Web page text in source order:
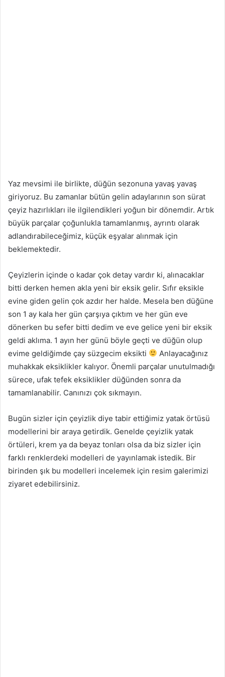
Yaz mevsimi ile birlikte, düğün sezonuna yavaş yavaş
giriyoruz. Bu zamanlar bütün gelin adaylarının son sürat
çeyiz hazırlıkları ile ilgilendikleri yoğun bir dönemdir. Artık
büyük parçalar çoğunlukla tamamlanmış, ayrıntı olarak
adlandırabileceğimiz, küçük eşyalar alınmak için
beklemektedir.
Çeyizlerin içinde o kadar çok detay vardır ki, alınacaklar
bitti derken hemen akla yeni bir eksik gelir. Sıfır eksikle
evine giden gelin çok azdır her halde. Mesela ben düğüne
son 1 ay kala her gün çarşıya çıktım ve her gün eve
dönerken bu sefer bitti dedim ve eve gelice yeni bir eksik
geldi aklıma. 1 ayın her günü böyle geçti ve düğün olup
evime geldiğimde çay süzgecim eksikti
Anlayacağınız
muhakkak eksiklikler kalıyor. Önemli parçalar unutulmadığı
sürece, ufak tefek eksiklikler düğünden sonra da
tamamlanabilir. Canınızı çok sıkmayın.
Bugün sizler için çeyizlik diye tabir ettiğimiz yatak örtüsü
modellerini bir araya getirdik. Genelde çeyizlik yatak
örtüleri, krem ya da beyaz tonları olsa da biz sizler için
farklı renklerdeki modelleri de yayınlamak istedik. Bir
birinden şık bu modelleri incelemek için resim galerimizi
ziyaret edebilirsiniz.